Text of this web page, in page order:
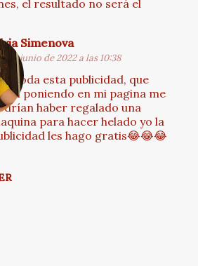
el resultado no será el
Simenova
de junio de 2022 a las 10:38
toda esta publicidad, que
poniendo en mi pagina me
haber regalado una
para hacer helado yo la
les hago gratis😂😂😂